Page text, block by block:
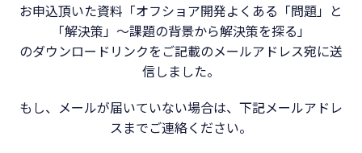
お申込頂いた資料「オフショア開発よくある「問題」と
「解決策」～課題の背景から解決策を探る」
のダウンロードリンクをご記載のメールアドレス宛に送
信しました。
もし、メールが届いていない場合は、下記メールアドレ
スまでご連絡ください。